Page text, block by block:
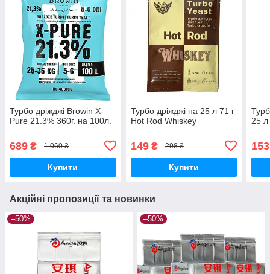
Турбо дріжджі Browin X-
Pure 21.3% 360г. на 100л.
689 ₴ 1 060 ₴
Купити
Турбо дріжджі на 25 л 71 г
Hot Rod Whiskey
149₴ 298 ₴
Купити
25 л
Акційні пропозиції та новинки
–50% –50%